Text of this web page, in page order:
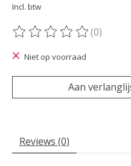
Incl. btw
De beoordeling van dit
(0)
Niet op voorraad
Aan
Reviews (0)